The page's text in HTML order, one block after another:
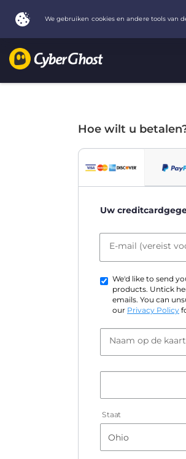
Hoe wilt u
Uw
E-mail (vereist
We'd like to send
products. Untick
emails. You can
our Privacy Policy
Naam op de kaart
Staat